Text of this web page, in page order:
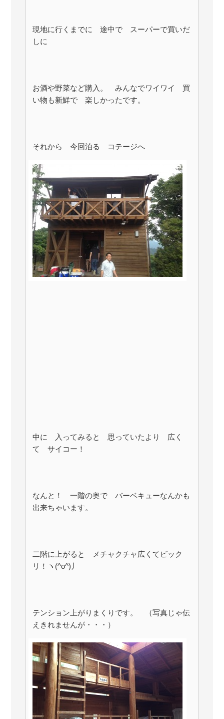
現地に行くまでに 途中で スーパーで買いだ
しに
お酒や野菜など購入。 みんなでワイワイ 買
い物も新鮮で 楽しかったです。
それから 今回泊る コテージへ
中に 入ってみると 思っていたより 広く
て サイコー！
なんと！ 一階の奥で バーベキューなんかも
出来ちゃいます。
二階に上がると メチャクチャ広くてビック
リ！ヽ(^o^)丿
テンション上がりまくりです。 （写真じゃ伝
えきれませんが・・・）